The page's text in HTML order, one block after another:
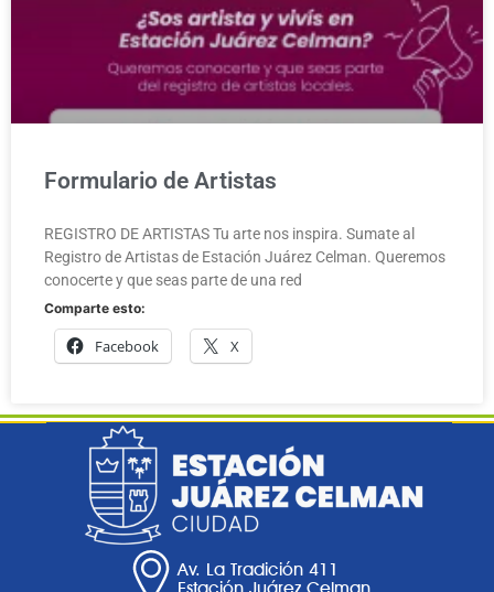
Formulario de Artistas
REGISTRO DE ARTISTAS Tu arte nos inspira. Sumate al
Registro de Artistas de Estación Juárez Celman. Queremos
conocerte y que seas parte de una red
Comparte esto:
Facebook X
Av. La Tradición 411